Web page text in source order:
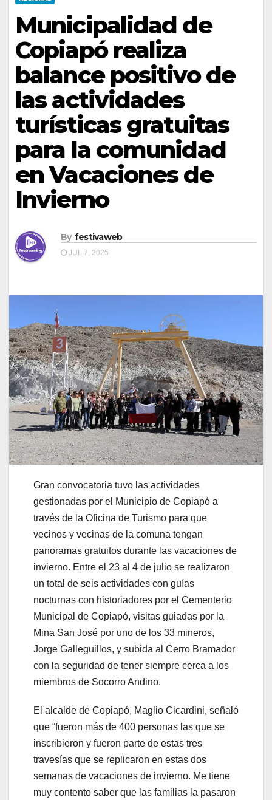
Municipalidad de
Copiapó realiza
balance positivo de
las actividades
turísticas gratuitas
para la comunidad
en Vacaciones de
Invierno
By festivaweb
JUL 7, 2025
Gran convocatoria tuvo las actividades
gestionadas por el Municipio de Copiapó a
través de la Oficina de Turismo para que
vecinos y vecinas de la comuna tengan
panoramas gratuitos durante las vacaciones de
invierno. Entre el 23 al 4 de julio se realizaron
un total de seis actividades con guías
nocturnas con historiadores por el Cementerio
Municipal de Copiapó, visitas guiadas por la
Mina San José por uno de los 33 mineros,
Jorge Galleguillos, y subida al Cerro Bramador
con la seguridad de tener siempre cerca a los
miembros de Socorro Andino.
El alcalde de Copiapó, Maglio Cicardini, señaló
que “fueron más de 400 personas las que se
inscribieron y fueron parte de estas tres
travesías que se replicaron en estas dos
semanas de vacaciones de invierno. Me tiene
muy contento saber que las familias la pasaron